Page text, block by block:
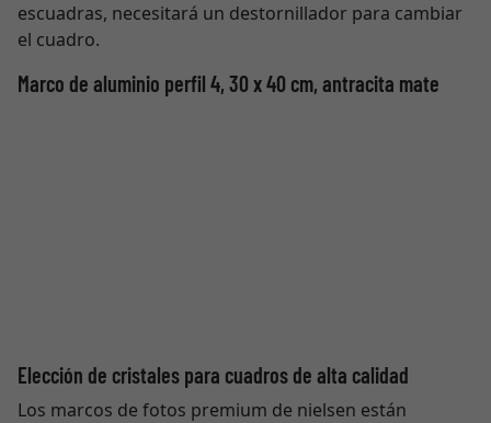
escuadras, necesitará un destornillador para cambiar
el cuadro.
Marco de aluminio perfil 4, 30 x 40 cm, antracita mate
Elección de cristales para cuadros de alta calidad
Los marcos de fotos premium de nielsen están